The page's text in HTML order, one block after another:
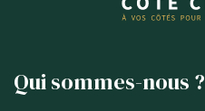
Qui sommes-nous ?